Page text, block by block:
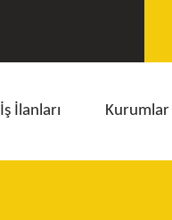
İş İlanları Kurumlar